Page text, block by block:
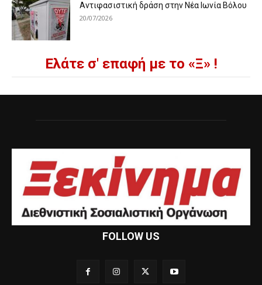
Αντιφασιστική δράση στην Νέα Ιωνία Βόλου
20/07/2026
Ελάτε σ' επαφή με το «Ξ» !
FOLLOW US